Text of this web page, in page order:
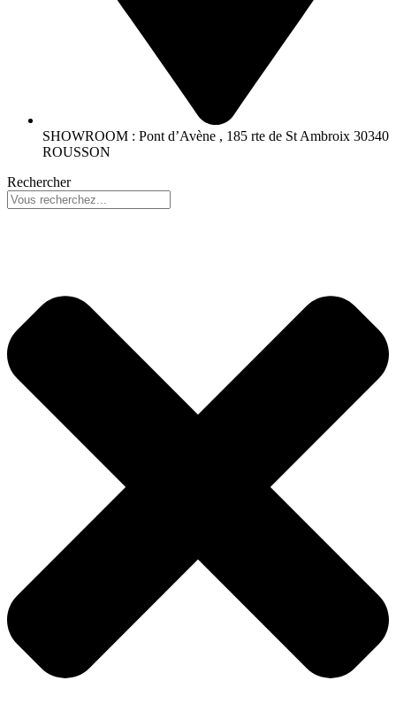
SHOWROOM : Pont d’Avène , 185 rte de St Ambroix 30340
ROUSSON
Rechercher